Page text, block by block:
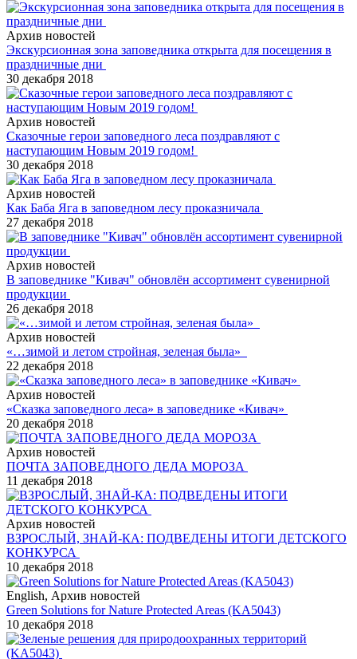
Архив новостей
Экскурсионная зона заповедника открыта для посещения в
праздничные дни
30 декабря 2018
Архив новостей
Сказочные герои заповедного леса поздравляют с
наступающим Новым 2019 годом!
30 декабря 2018
Архив новостей
Как Баба Яга в заповедном лесу проказничала
27 декабря 2018
Архив новостей
В заповеднике "Кивач" обновлён ассортимент сувенирной
продукции
26 декабря 2018
Архив новостей
«…зимой и летом стройная, зеленая была»
22 декабря 2018
Архив новостей
«Сказка заповедного леса» в заповеднике «Кивач»
20 декабря 2018
Архив новостей
ПОЧТА ЗАПОВЕДНОГО ДЕДА МОРОЗА
11 декабря 2018
Архив новостей
ВЗРОСЛЫЙ, ЗНАЙ-КА: ПОДВЕДЕНЫ ИТОГИ ДЕТСКОГО
КОНКУРСА
10 декабря 2018
English, Архив новостей
Green Solutions for Nature Protected Areas (KA5043)
10 декабря 2018